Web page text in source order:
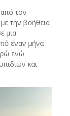
τον
την βοήθεια
μια
έναν μήνα
ενώ
και